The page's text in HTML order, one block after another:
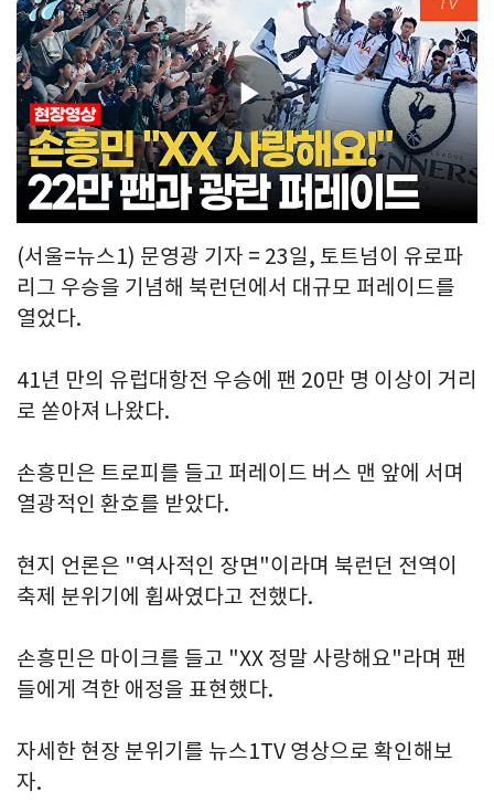
Play
Video
(서울=뉴스1) 문영광 기자 = 23일, 토트넘이 유로파
리그 우승을 기념해 북런던에서 대규모 퍼레이드를
열었다.
41년 만의 유럽대항전 우승에 팬 20만 명 이상이 거리
로 쏟아져 나왔다.
손흥민은 트로피를 들고 퍼레이드 버스 맨 앞에 서며
열광적인 환호를 받았다.
현지 언론은 "역사적인 장면"이라며 북런던 전역이
축제 분위기에 휩싸였다고 전했다.
손흥민은 마이크를 들고 "XX 정말 사랑해요"라며 팬
들에게 격한 애정을 표현했다.
자세한 현장 분위기를 뉴스1TV 영상으로 확인해보
자.